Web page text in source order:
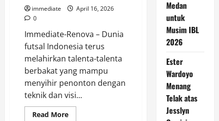
immediate
April 16, 2026
0
Immediate-Renova – Dunia
futsal Indonesia terus
melahirkan talenta-talenta
berbakat yang mampu
menyihir penonton dengan
teknik dan visi...
Read MoreRead
Medan
untuk
Musim IBL
2026
Ester
Wardoyo
Menang
Telak atas
Jesslyn